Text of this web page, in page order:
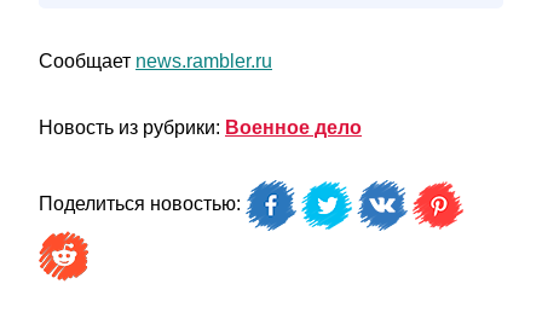
Сообщает news.rambler.ru
Новость из рубрики: Военное дело
Поделиться новостью: